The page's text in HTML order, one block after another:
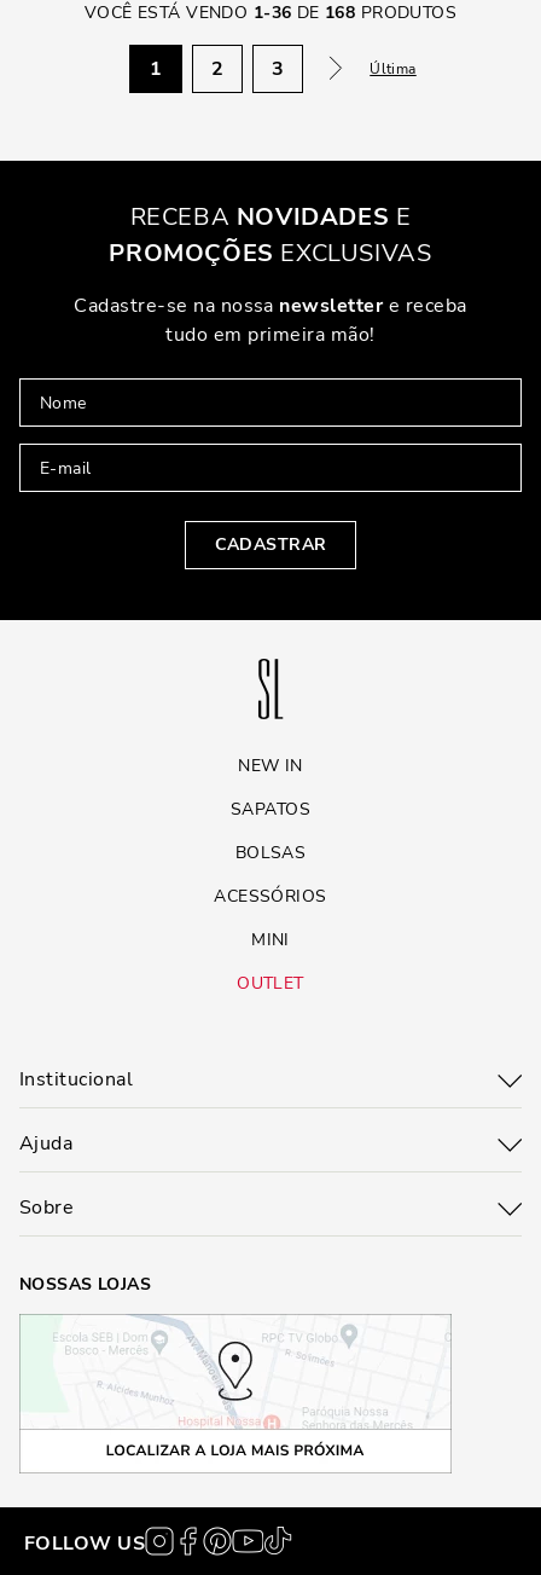
VOCÊ ESTÁ VENDO 1-36 DE 168 PRODUTOS
1 2 3 Última
RECEBA NOVIDADES E
PROMOÇÕES EXCLUSIVAS
Cadastre-se na nossa newslettere receba
tudo em primeira mão!
CADASTRAR
NEW IN
SAPATOS
BOLSAS
ACESSÓRIOS
MINI
OUTLET
Institucional
Ajuda
Sobre
NOSSAS LOJAS
FOLLOW US